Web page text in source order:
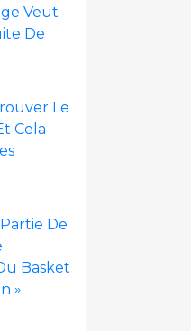
Veut
De
Le
Cela
Partie De
Basket
»